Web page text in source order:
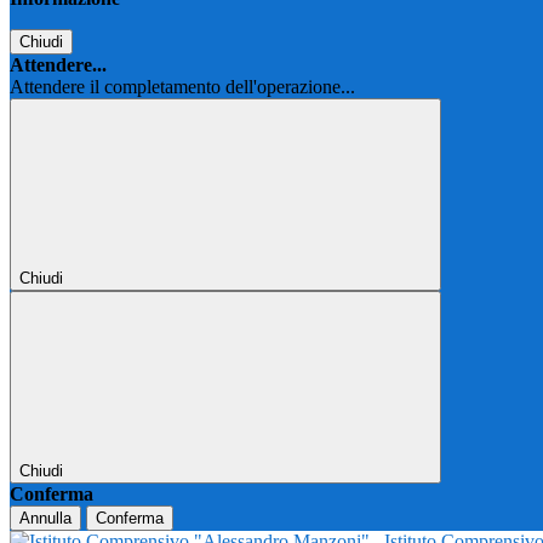
Chiudi
Attendere...
Attendere il completamento dell'operazione...
Chiudi
Chiudi
Conferma
Annulla Conferma